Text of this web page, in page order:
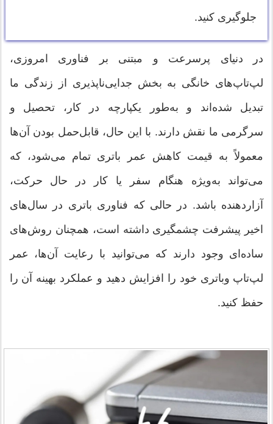
جلوگیری کنید.
در دنیای پرسرعت و مبتنی بر فناوری امروزی،
لپ‌تاپ‌های خانگی به بخش جدایی‌ناپذیری از زندگی ما
تبدیل شده‌اند و به‌طور یکپارچه در کار، تحصیل و
سرگرمی ما نقش دارند. با این حال، قابل‌حمل بودن آن‌ها
معمولاً به قیمت کاهش عمر باتری تمام می‌شود، که
می‌تواند به‌ویژه هنگام سفر یا کار در حال حرکت،
آزاردهنده باشد. در حالی که فناوری باتری در سال‌های
اخیر پیشرفت چشمگیری داشته است، همچنان روش‌های
ساده‌ای وجود دارند که می‌توانید با رعایت آن‌ها، عمر
لپ‌تاپ وباتری خود را افزایش دهید و عملکرد بهینه آن را
حفظ کنید.